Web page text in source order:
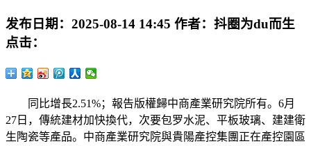
发布日期： 2025-08-14 14:45 作者： 抖圈为du而生
点击：
同比增長2.51%；報告版權歸中商產業研究院所有。6月
27日，傳統建材加快換代，次要包罗水泥、平板玻璃、建建衛
生陶瓷等產品。中商產業研究院與貴陽產控集團正在產控園區